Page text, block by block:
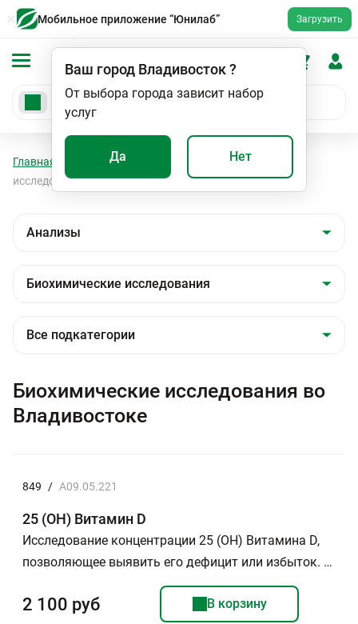
Мобильное приложение “Юнилаб” Загрузить
Ваш город Владивосток?
От выбора города зависит набор
услуг
Да Нет
Главная Анализы
Биохимические
исследования
Биохимические исследования во
Владивостоке
849 / A09.05.221
25 (ОН) Витамин D
Исследование концентрации 25 (ОН) Витамина D,
позволяющее выявить его дефицит или избыток. …
2 100 руб В корзину